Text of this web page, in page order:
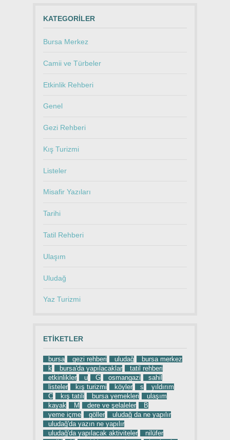
KATEGORILER
Bursa Merkez
Camii ve Türbeler
Etkinlik Rehberi
Genel
Gezi Rehberi
Kış Turizmi
Listeler
Misafir Yazıları
Tarihi
Tatil Rehberi
Ulaşım
Uludağ
Yaz Turizmi
ETIKETLER
bursa gezi rehberi uludağ
bursa merkez
k
bursa'da yapılacaklar
tatil rehberi
etkinlikler
u G osmangazi
sahil
listeler
kış turizmi köyler s
yıldırım
C
kış tatili bursa yemekleri
ulaşım
kayak
M dere ve şelaleler
B
yeme içme
göller
uludağ da ne yapılır
uludağ'da yazın ne yapılır
uludağ'da yapılacak aktiviteler
nilüfer